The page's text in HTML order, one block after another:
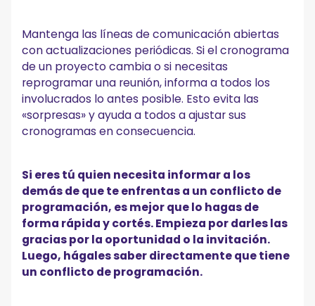
Mantenga las líneas de comunicación abiertas
con actualizaciones periódicas. Si el cronograma
de un proyecto cambia o si necesitas
reprogramar una reunión, informa a todos los
involucrados lo antes posible. Esto evita las
«sorpresas» y ayuda a todos a ajustar sus
cronogramas en consecuencia.
Si eres tú quien necesita informar a los
demás de que te enfrentas a un conflicto de
programación, es mejor que lo hagas de
forma rápida y cortés. Empieza por darles las
gracias por la oportunidad o la invitación.
Luego, hágales saber directamente que tiene
un conflicto de programación.